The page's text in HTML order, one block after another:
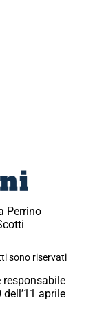
Perrino
sono riservati
aprile